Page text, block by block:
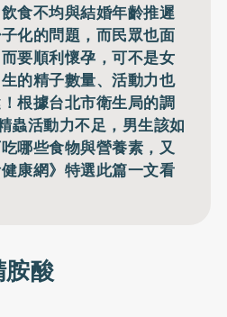
食不均與結婚年齡推遲
化的問題，而民眾也面
要順利懷孕，可不是女
的精子數量、活動力也
根據台北市衛生局的調
蟲活動力不足，男生該如
哪些食物與營養素，又
康網》特選此篇一文看
酸